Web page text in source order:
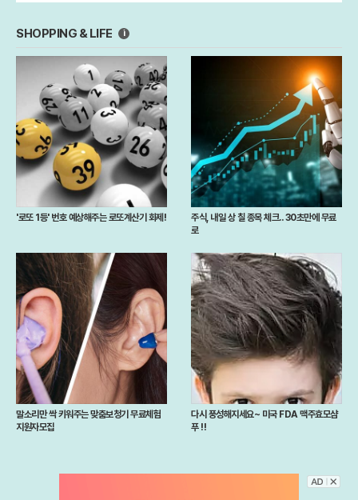
SHOPPING & LIFE i
'로또 1등' 번호 예상해주는 로또계산기 화제!
주식, 내일 상 칠 종목 체크.. 30초만에 무료
로
말소리만 싹 키워주는 맞춤보청기 무료체험
지원자모집
다시 풍성해지세요~ 미국 FDA 맥주효모샴
푸 !!